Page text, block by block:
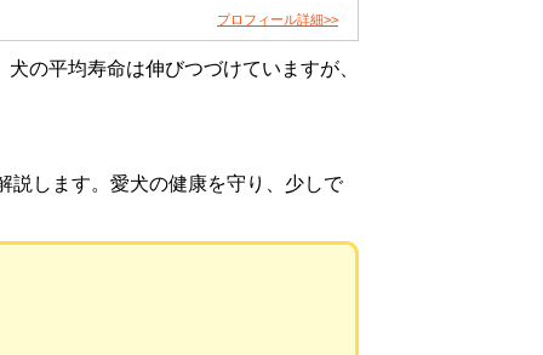
プロフィール詳細>>
の平均寿命は伸びつづけていますが、
説します。愛犬の健康を守り、少しで